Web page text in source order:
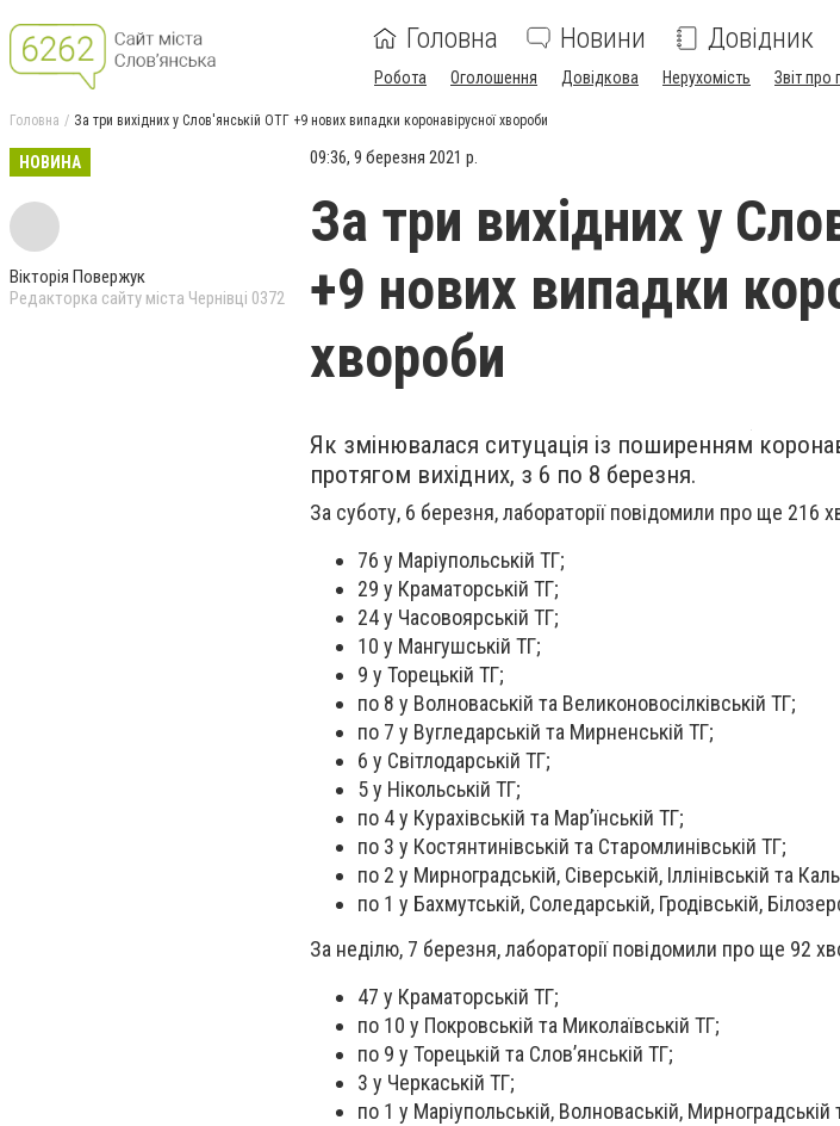
Головна Новини Довідник
Робота Оголошення Довідкова Нерухомість Звіт про
Головна За три вихідних у Слов'янській ОТГ +9 нових випадки коронавірусної хвороби
НОВИНА
Вікторія Повержук
Редакторка сайту міста Чернівці 0372
09:36, 9 березня 2021 р.
За три вихідних у
+9 нових випадки
хвороби
Як змінювалася ситуцація із поширенням
протягом вихідних, з 6 по 8 березня.
За суботу, 6 березня, лабораторії повідомили про ще 216
76 у Маріупольській ТГ;
29 у Краматорській ТГ;
24 у Часовоярській ТГ;
10 у Мангушській ТГ;
9 у Торецькій ТГ;
по 8 у Волноваській та Великоновосілківській ТГ;
по 7 у Вугледарській та Мирненській ТГ;
6 у Світлодарській ТГ;
5 у Нікольській ТГ;
по 4 у Курахівській та Мар’їнській ТГ;
по 3 у Костянтинівській та Старомлинівській ТГ;
по 2 у Мирноградській, Сіверській, Іллінівській та
по 1 у Бахмутській, Соледарській, Гродівській,
За неділю, 7 березня, лабораторії повідомили про ще 92
47 у Краматорській ТГ;
по 10 у Покровській та Миколаївській ТГ;
по 9 у Торецькій та Слов’янській ТГ;
3 у Черкаській ТГ;
по 1 у Маріупольській, Волноваській, Мирноградській